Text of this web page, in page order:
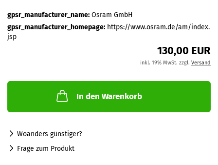
gpsr_manufacturer_name: Osram GmbH
gpsr_manufacturer_homepage: https://www.osram.de/am/index.
jsp
130,00 EUR
inkl. 19% MwSt. zzgl. Versand
In den Warenkorb
Woanders günstiger?
Frage zum Produkt